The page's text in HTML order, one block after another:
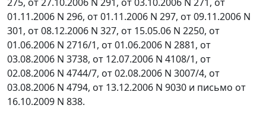
275, от 27.10.2006 N 291, от 03.10.2006 N 271, от
01.11.2006 N 296, от 01.11.2006 N 297, от 09.11.2006 N
301, от 08.12.2006 N 327, от 15.05.06 N 2250, от
01.06.2006 N 2716/1, от 01.06.2006 N 2881, от
03.08.2006 N 3738, от 12.07.2006 N 4108/1, от
02.08.2006 N 4744/7, от 02.08.2006 N 3007/4, от
03.08.2006 N 4794, от 13.12.2006 N 9030 и письмо от
16.10.2009 N 838.